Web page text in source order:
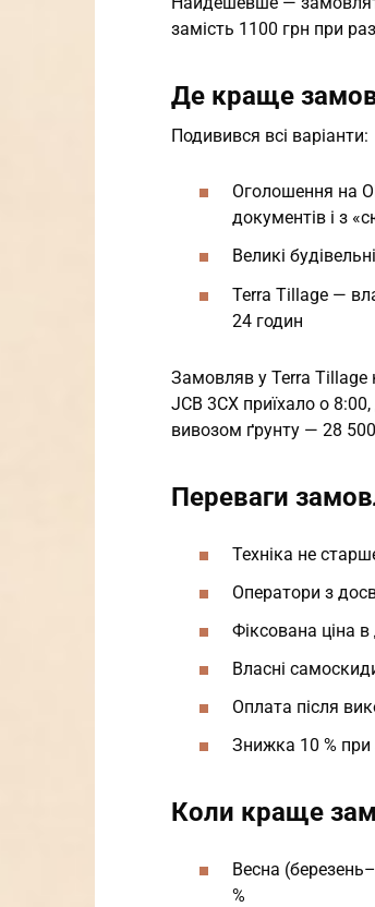
замість 1100 грн при
Де краще
Подивився всі варіанти:
Оголошення на
документів і з
Великі
Terra Tillage —
24 годин
Замовляв у Terra Tillage
JCB 3CX приїхало о
вивозом ґрунту — 28
Переваги
Техніка не
Оператори з
Фіксована ціна
Власні
Оплата після
Знижка 10 % при
Коли краще
Весна
%